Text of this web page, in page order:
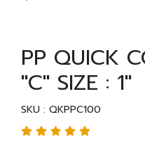
PP QUICK
"C" SIZE : 1"
SKU : QKPPC100